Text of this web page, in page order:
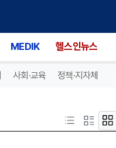
MEDIK 헬스인뉴스
사회·교육 정책·지자체